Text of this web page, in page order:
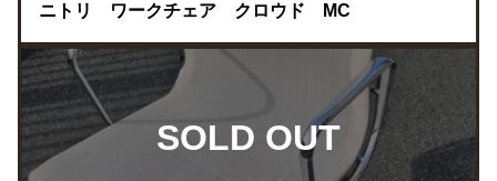
ニトリ ワークチェア クロウド MC
SOLD OUT